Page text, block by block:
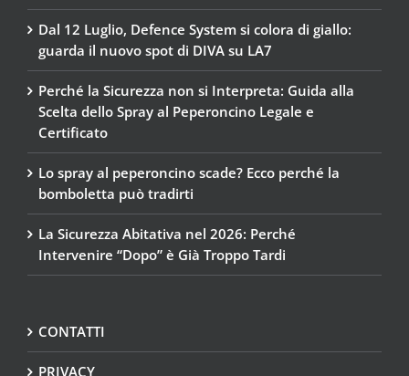
Dal 12 Luglio, Defence System si colora di giallo:
guarda il nuovo spot di DIVA su LA7
Perché la Sicurezza non si Interpreta: Guida alla
Scelta dello Spray al Peperoncino Legale e
Certificato
Lo spray al peperoncino scade? Ecco perché la
bomboletta può tradirti
La Sicurezza Abitativa nel 2026: Perché
Intervenire “Dopo” è Già Troppo Tardi
CONTATTI
PRIVACY